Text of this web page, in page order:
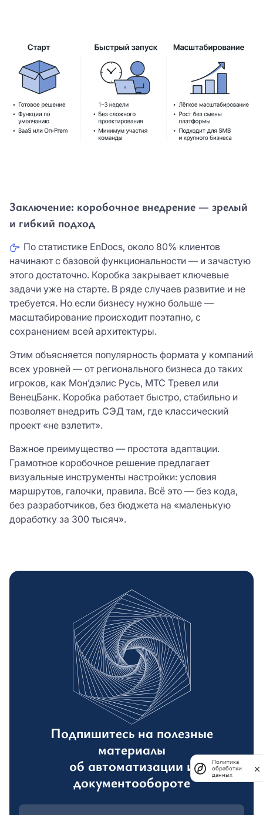
Заключение: коробочное внедрение — зрелый
и гибкий подход
По статистике EnDocs, около 80% клиентов
начинают с базовой функциональности — и зачастую
этого достаточно. Коробка закрывает ключевые
задачи уже на старте. В ряде случаев развитие и не
требуется. Но если бизнесу нужно больше —
масштабирование происходит поэтапно, с
сохранением всей архитектуры.
Этим объясняется популярность формата у компаний
всех уровней — от регионального бизнеса до таких
игроков, как Мон’дэлис Русь, МТС Тревел или
ВенецБанк. Коробка работает быстро, стабильно и
позволяет внедрить СЭД там, где классический
проект «не взлетит».
Важное преимущество — простота адаптации.
Грамотное коробочное решение предлагает
визуальные инструменты настройки: условия
маршрутов, галочки, правила. Всё это — без кода,
без разработчиков, без бюджета на «маленькую
доработку за 300 тысяч».
Подпишитесь на полезные
материалы
об автоматизации и
документообороте
Политика
обработки
данных